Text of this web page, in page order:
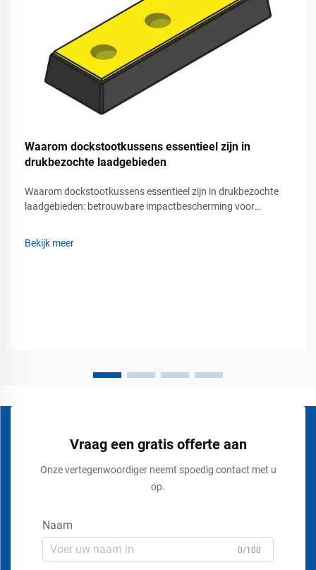
Waarom dockstootkussens essentieel zijn in
drukbezochte laadgebieden
Waarom dockstootkussens essentieel zijn in drukbezochte
laadgebieden: betrouwbare impactbescherming voor
sterk afhankelijk van snelle en efficiënte docklaadoperaties...
Bekijk meer
Vraag een gratis offerte aan
Onze vertegenwoordiger neemt spoedig contact met u
op.
Naam
0/100